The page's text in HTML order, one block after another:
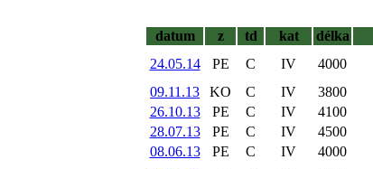
datum
z td kat délka
24.05.14
PE C IV 4000
09.11.13
KO C IV 3800
26.10.13
PE C IV 4100
28.07.13
PE C IV 4500
08.06.13
PE C IV 4000